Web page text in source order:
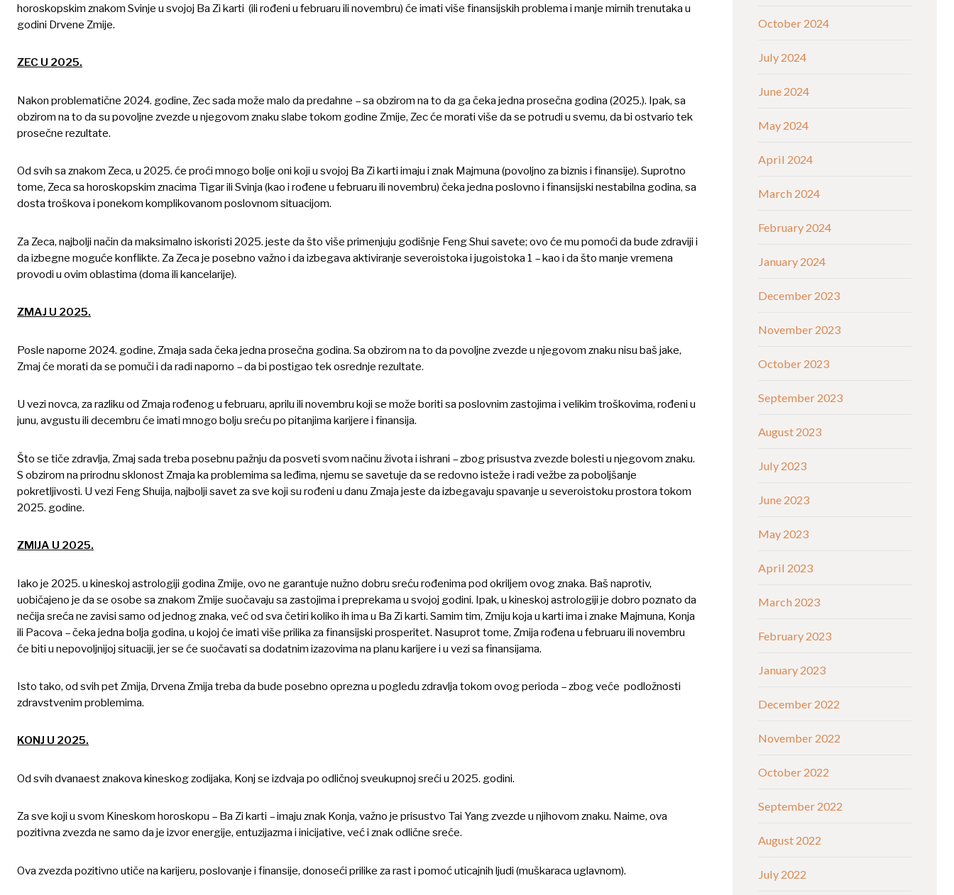
horoskopskim znakom Svinje u svojoj Ba Zi karti (ili rođeni u februaru ili novembru) će imati više finansijskih problema i manje mirnih trenutaka u
godini Drvene Zmije.
ZEC U 2025.
Nakon problematične 2024. godine, Zec sada može malo da predahne – sa obzirom na to da ga čeka jedna prosečna godina (2025.). Ipak, sa
obzirom na to da su povoljne zvezde u njegovom znaku slabe tokom godine Zmije, Zec će morati više da se potrudi u svemu, da bi ostvario tek
prosečne rezultate.
Od svih sa znakom Zeca, u 2025. će proći mnogo bolje oni koji u svojoj Ba Zi karti imaju i znak Majmuna (povoljno za biznis i finansije). Suprotno
tome, Zeca sa horoskopskim znacima Tigar ili Svinja (kao i rođene u februaru ili novembru) čeka jedna poslovno i finansijski nestabilna godina, sa
dosta troškova i ponekom komplikovanom poslovnom situacijom.
Za Zeca, najbolji način da maksimalno iskoristi 2025. jeste da što više primenjuju godišnje Feng Shui savete; ovo će mu pomoći da bude zdraviji i
da izbegne moguće konflikte. Za Zeca je posebno važno i da izbegava aktiviranje severoistoka i jugoistoka 1 – kao i da što manje vremena
provodi u ovim oblastima (doma ili kancelarije).
ZMAJ U 2025.
Posle naporne 2024. godine, Zmaja sada čeka jedna prosečna godina. Sa obzirom na to da povoljne zvezde u njegovom znaku nisu baš jake,
Zmaj će morati da se pomuči i da radi naporno – da bi postigao tek osrednje rezultate.
U vezi novca, za razliku od Zmaja rođenog u februaru, aprilu ili novembru koji se može boriti sa poslovnim zastojima i velikim troškovima, rođeni u
junu, avgustu ili decembru će imati mnogo bolju sreću po pitanjima karijere i finansija.
Što se tiče zdravlja, Zmaj sada treba posebnu pažnju da posveti svom načinu života i ishrani – zbog prisustva zvezde bolesti u njegovom znaku.
S obzirom na prirodnu sklonost Zmaja ka problemima sa leđima, njemu se savetuje da se redovno isteže i radi vežbe za poboljšanje
pokretljivosti. U vezi Feng Shuija, najbolji savet za sve koji su rođeni u danu Zmaja jeste da izbegavaju spavanje u severoistoku prostora tokom
2025. godine.
ZMIJA U 2025.
Iako je 2025. u kineskoj astrologiji godina Zmije, ovo ne garantuje nužno dobru sreću rođenima pod okriljem ovog znaka. Baš naprotiv,
uobičajeno je da se osobe sa znakom Zmije suočavaju sa zastojima i preprekama u svojoj godini. Ipak, u kineskoj astrologiji je dobro poznato da
nečija sreća ne zavisi samo od jednog znaka, već od sva četiri koliko ih ima u Ba Zi karti. Samim tim, Zmiju koja u karti ima i znake Majmuna, Konja
ili Pacova – čeka jedna bolja godina, u kojoj će imati više prilika za finansijski prosperitet. Nasuprot tome, Zmija rođena u februaru ili novembru
će biti u nepovoljnijoj situaciji, jer se će suočavati sa dodatnim izazovima na planu karijere i u vezi sa finansijama.
Isto tako, od svih pet Zmija, Drvena Zmija treba da bude posebno oprezna u pogledu zdravlja tokom ovog perioda – zbog veće podložnosti
zdravstvenim problemima.
KONJ U 2025.
Od svih dvanaest znakova kineskog zodijaka, Konj se izdvaja po odličnoj sveukupnoj sreći u 2025. godini.
Za sve koji u svom Kineskom horoskopu – Ba Zi karti – imaju znak Konja, važno je prisustvo Tai Yang zvezde u njihovom znaku. Naime, ova
pozitivna zvezda ne samo da je izvor energije, entuzijazma i inicijative, već i znak odlične sreće.
Ova zvezda pozitivno utiče na karijeru, poslovanje i finansije, donoseći prilike za rast i pomoć uticajnih ljudi (muškaraca uglavnom).
October 2024
July 2024
June 2024
May 2024
April 2024
March 2024
February 2024
January 2024
December 2023
November 2023
October 2023
September 2023
August 2023
July 2023
June 2023
May 2023
April 2023
March 2023
February 2023
January 2023
December 2022
November 2022
October 2022
September 2022
August 2022
July 2022